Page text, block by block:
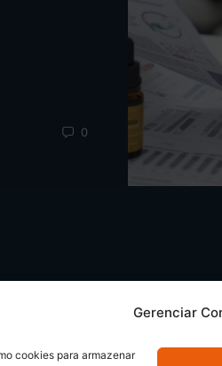
Gerenciar
cookies para armazenar
0